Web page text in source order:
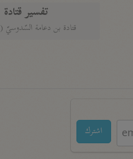
تفسير قتادة
قتادة بن دعامة السّدوسيّ (١١٧ هـ)
اشترك